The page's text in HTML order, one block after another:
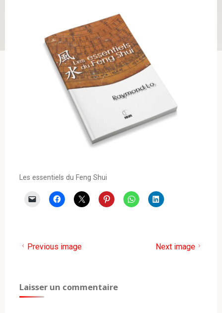
Les essentiels du Feng Shui
Previous image Next image
Laisser un commentaire